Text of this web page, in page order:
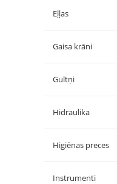
Eļļas
Gaisa krāni
Gultņi
Hidraulika
Higiēnas preces
Instrumenti